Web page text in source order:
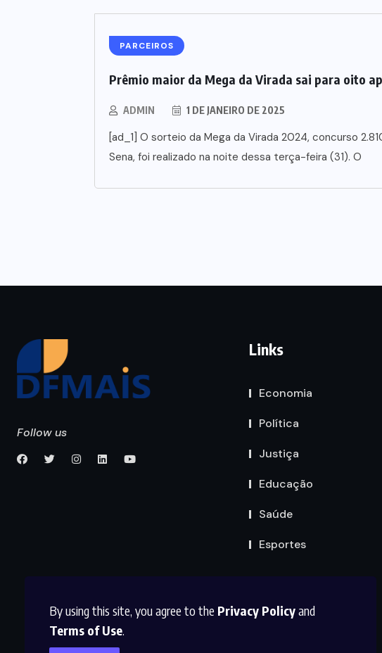
By using this site, you agree to the Privacy Policyand
Terms of Use.
PARCEIROS
Prêmio maior da Mega da Virada sai para oito
ADMIN 1 DE JANEIRO DE 2025
[ad_1] O sorteio da Mega da Virada 2024, concurso
Sena, foi realizado na noite dessa terça-feira (31). O
Follow us
Links
Economia
Política
Justiça
Educação
Saúde
Esportes